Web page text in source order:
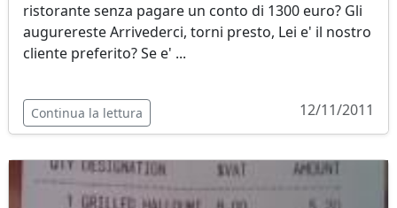
ristorante senza pagare un conto di 1300 euro? Gli
augurereste Arrivederci, torni presto, Lei e' il nostro
cliente preferito? Se e' ...
Continua la lettura 12/11/2011